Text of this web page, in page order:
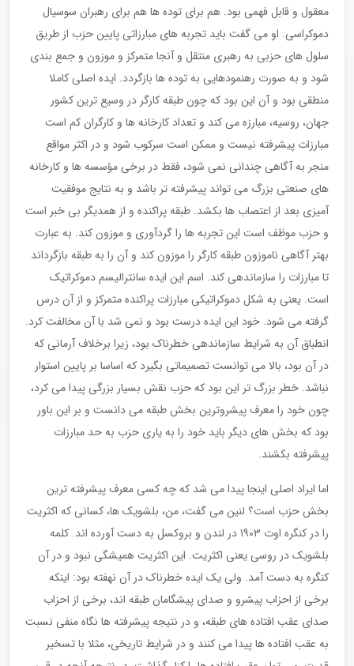
معقول و قابل فهمی بود. هم برای توده ها هم برای رهبران سوسیال
دموکراسی. او می گفت باید تجربه های مبارزاتی پایین حزب از طریق
سلول های حزبی به رهبری منتقل و آنجا متمرکز و موزون و جمع بندی
شود و به صورت رهنمودهایی به توده ها بازگردد. ایده اصلی کاملا
منطقی بود و آن این بود که چون طبقه کارگر در وسیع ترین کشور
جهان، روسیه، مبارزه می کند و تعداد کارخانه ها و کارگران کم است
مبارزات پیشرفته نیست و ممکن است سرکوب شود و در اکثر مواقع
منجر به آگاهی چندانی نمی شود، فقط در برخی مؤسسه ها و کارخانه
های صنعتی بزرگ می تواند پیشرفته تر باشد و به نتایج موفقیت
آمیزی بعد از اعتصاب ها بکشد. طبقه پراکنده و از همدیگر بی خبر است
و حزب موظف است این تجربه ها را گردآوری و موزون کند. به عبارت
بهتر آگاهی ناموزون طبقه کارگر را موزون کند و آن را به طبقه بازگرداند
تا مبارزات را سازماندهی کند. اسم این ایده سانترالیسم دموکراتیک
است. یعنی به شکل دموکراتیکی مبارزات پراکنده متمرکز و از آن درس
گرفته می شود. خود این ایده درست بود و نمی شد با آن مخالفت کرد.
انطباق آن به شرایط سازماندهی خطرناک بود، زیرا برخلاف آرمانی که
در آن بود، بالا می توانست تصمیماتی بگیرد که اساسا بر پایین استوار
نباشد. خطر بزرگ تر این بود که حزب نقش بسیار بزرگی پیدا می کرد،
چون خود را معرف پیشروترین بخش طبقه می دانست و بر این باور
بود که بخش های دیگر باید خود را به یاری حزب به حد مبارزات
پیشرفته بکشند.
اما ایراد اصلی اینجا پیدا می شد که چه کسی معرف پیشرفته ترین
بخش حزب است؟ لنین می گفت، من، بلشویک ها، کسانی که اکثریت
را در کنگره اوت ١٩٠٣ در لندن و بروکسل به دست آورده اند. کلمه
بلشویک در روسی یعنی اکثریت. این اکثریت همیشگی نبود و در آن
کنگره به دست آمد. ولی یک ایده خطرناک در آن نهفته بود: اینکه
برخی از احزاب پیشرو و صدای پیشگامان طبقه اند، برخی از احزاب
صدای عقب افتاده های طبقه، و در نتیجه پیشرفته ها نگاه منفی نسبت
به عقب افتاده ها پیدا می کنند و در شرایط تاریخی، مثلا با تسخیر